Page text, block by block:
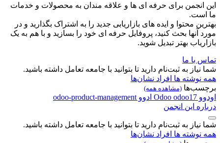
این انجمن برای حرفه ای ها و علاقه مندان به محصولات و خدمات
ما است.
بهترین محتوا و ایده های بازاریابی جدید را به اشتراک بگذارید و در
مورد آنها بحث کنید، پروفایل حرفه ای خود را بسازید و با هم به یک
بازاریاب بهتر تبدیل شوید.
تماس با ما
شما نیاز به ثبت‌نام دارید تا بتوانید با جامعه تعامل داشته باشید.
همه نوشته ها افراد نشان‌ها
برچسب‌ها (مشاهده همه)
اودوو Odoo odoo17 ادوو odoo-product-management
درباره این انجمن
شما نیاز به ثبت‌نام دارید تا بتوانید با جامعه تعامل داشته باشید.
همه نوشته ها افراد نشان‌ها